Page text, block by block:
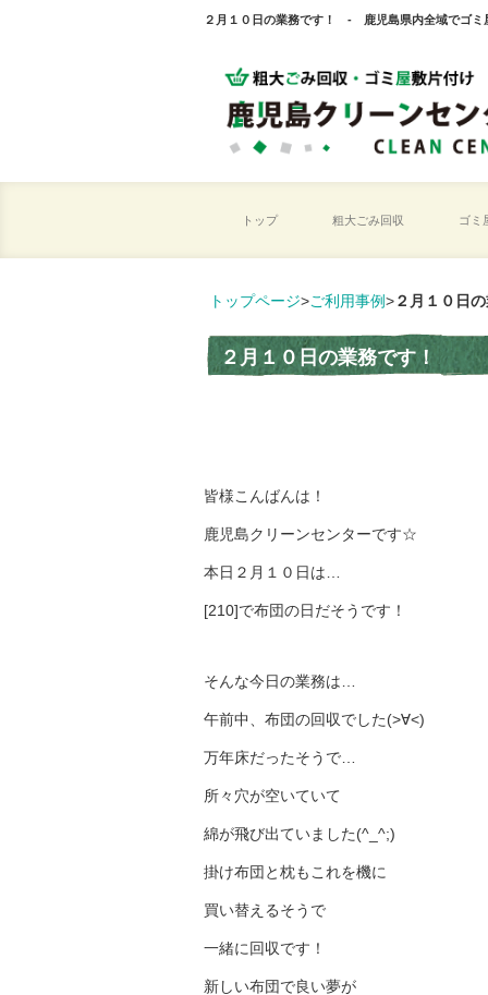
２月１０日の業務です！ - 鹿児島県内全域でゴミ
トップ 粗大ごみ回収 ゴミ
トップページ>ご利用事例>２月１０日
２月１０日の業務です！
皆様こんばんは！
鹿児島クリーンセンターです☆
本日２月１０日は…
[210]で布団の日だそうです！
そんな今日の業務は…
午前中、布団の回収でした(>∀<)
万年床だったそうで…
所々穴が空いていて
綿が飛び出ていました(^_^;)
掛け布団と枕もこれを機に
買い替えるそうで
一緒に回収です！
新しい布団で良い夢が